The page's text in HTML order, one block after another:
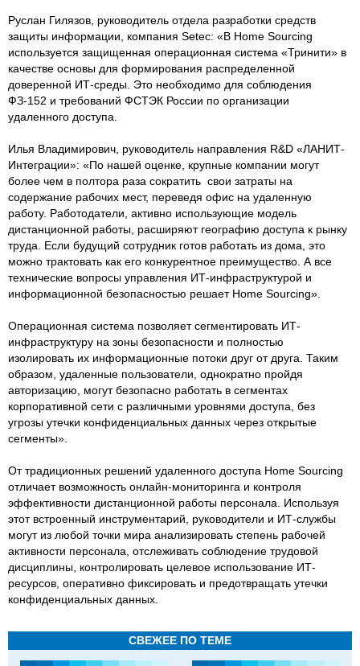
Руслан Гилязов, руководитель отдела разработки средств
защиты информации, компания Setec: «В Home Sourcing
используется защищенная операционная система «Тринити» в
качестве основы для формирования распределенной
доверенной ИТ-среды. Это необходимо для соблюдения
ФЗ-152 и требований ФСТЭК России по организации
удаленного доступа.
Илья Владимирович, руководитель направления R&D «ЛАНИТ-
Интеграции»: «По нашей оценке, крупные компании могут
более чем в полтора раза сократить свои затраты на
содержание рабочих мест, переведя офис на удаленную
работу. Работодатели, активно использующие модель
дистанционной работы, расширяют географию доступа к рынку
труда. Если будущий сотрудник готов работать из дома, это
можно трактовать как его конкурентное преимущество. А все
технические вопросы управления ИТ-инфраструктурой и
информационной безопасностью решает Home Sourcing».
Операционная система позволяет сегментировать ИТ-
инфраструктуру на зоны безопасности и полностью
изолировать их информационные потоки друг от друга. Таким
образом, удаленные пользователи, однократно пройдя
авторизацию, могут безопасно работать в сегментах
корпоративной сети с различными уровнями доступа, без
угрозы утечки конфиденциальных данных через открытые
сегменты».
От традиционных решений удаленного доступа Home Sourcing
отличает возможность онлайн-мониторинга и контроля
эффективности дистанционной работы персонала. Используя
этот встроенный инструментарий, руководители и ИТ-службы
могут из любой точки мира анализировать степень рабочей
активности персонала, отслеживать соблюдение трудовой
дисциплины, контролировать целевое использование ИТ-
ресурсов, оперативно фиксировать и предотвращать утечки
конфиденциальных данных.
СВЕЖЕЕ ПО ТЕМЕ